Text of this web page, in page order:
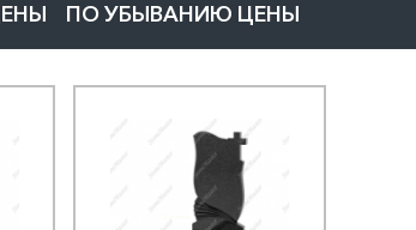
ПО УБЫВАНИЮ ЦЕНЫ